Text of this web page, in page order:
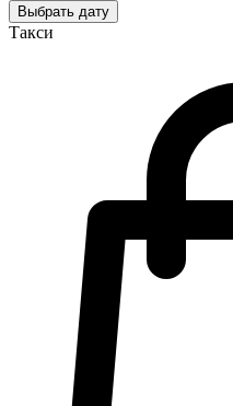
Выбрать дату
Такси